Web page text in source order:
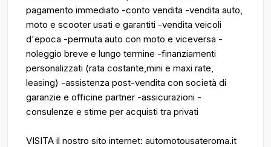
pagamento immediato -conto vendita -vendita auto,
moto e scooter usati e garantiti -vendita veicoli
d'epoca -permuta auto con moto e viceversa -
noleggio breve e lungo termine -finanziamenti
personalizzati (rata costante,mini e maxi rate,
leasing) -assistenza post-vendita con società di
garanzie e officine partner -assicurazioni -
consulenze e stime per acquisti tra privati
VISITA il nostro sito internet: automotousateroma.it